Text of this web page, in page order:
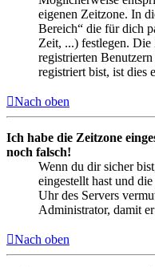
eigenen Zeitzone. In
Bereich“ die für dich
Zeit, ...) festlegen.
registrierten
registriert bist, ist dies
Nach oben
Ich habe die Zeitzone
noch falsch!
Wenn du dir sicher
eingestellt hast und
Uhr des Servers
Administrator, damit
Nach oben